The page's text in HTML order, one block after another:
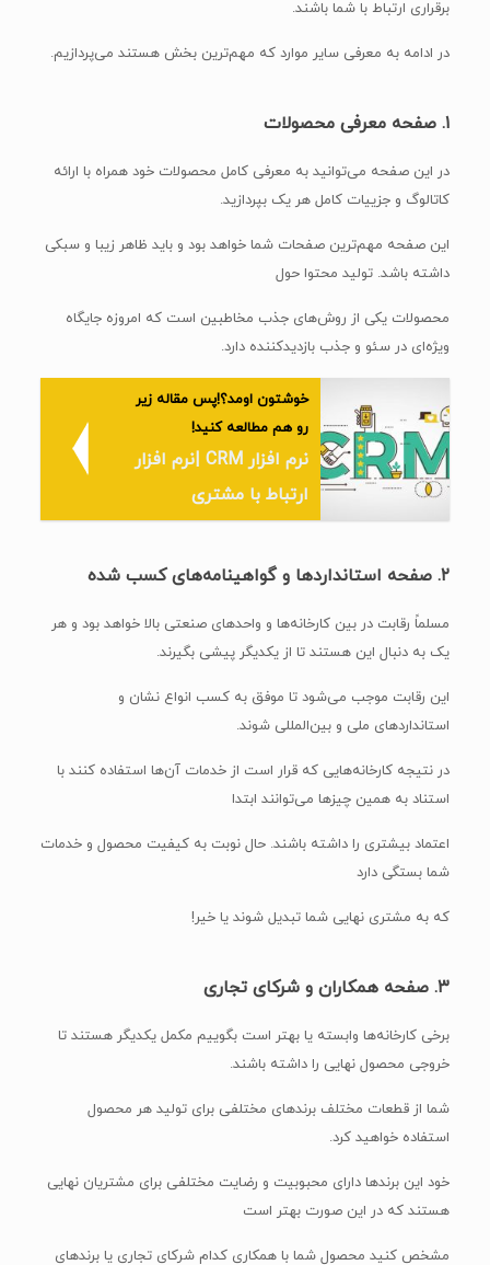
برقراری ارتباط با شما باشند.
در ادامه به معرفی سایر موارد که مهم‌ترین بخش هستند می‌پردازیم.
۱. صفحه معرفی محصولات
در این صفحه می‌توانید به معرفی کامل محصولات خود همراه با ارائه
کاتالوگ و جزییات کامل هر یک بپردازید.
این صفحه مهم‌ترین صفحات شما خواهد بود و باید ظاهر زیبا و سبکی
داشته باشد. تولید محتوا حول
محصولات یکی از روش‌های جذب مخاطبین است که امروزه جایگاه
ویژه‌ای در سئو و جذب بازدیدکننده دارد.
خوشتون اومد؟!پس مقاله زیر
رو هم مطالعه کنید!
نرم افزار CRM |نرم افزار
ارتباط با مشتری
۲. صفحه استانداردها و گواهینامه‌های کسب شده
مسلماً رقابت در بین کارخانه‌ها و واحدهای صنعتی بالا خواهد بود و هر
یک به دنبال این هستند تا از یکدیگر پیشی بگیرند.
این رقابت موجب می‌شود تا موفق به کسب انواع نشان و
استانداردهای ملی و بین‌المللی شوند.
در نتیجه کارخانه‌هایی که قرار است از خدمات آن‌ها استفاده کنند با
استناد به همین چیزها می‌توانند ابتدا
اعتماد بیشتری را داشته باشند. حال نوبت به کیفیت محصول و خدمات
شما بستگی دارد
که به مشتری نهایی شما تبدیل شوند یا خیر!
۳. صفحه همکاران و شرکای تجاری
برخی کارخانه‌ها وابسته یا بهتر است بگوییم مکمل یکدیگر هستند تا
خروجی محصول نهایی را داشته باشند.
شما از قطعات مختلف برندهای مختلفی برای تولید هر محصول
استفاده خواهید کرد.
خود این برندها دارای محبوبیت و رضایت مختلفی برای مشتریان نهایی
هستند که در این صورت بهتر است
مشخص کنید محصول شما با همکاری کدام شرکای تجاری یا برندهای